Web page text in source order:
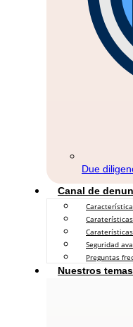
Due
Canal de
Seguridad
Preguntas
Nuestros temas